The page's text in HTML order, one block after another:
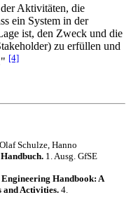
Aktivitäten, die
ein System in der
ist, den Zweck und die
zu erfüllen und
[4]
Schulze, Hanno
1. Ausg. GfSE
Engineering Handbook: A
and Activities. 4.